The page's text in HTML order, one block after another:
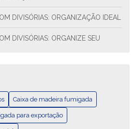
DIVISÓRIAS: ORGANIZAÇÃO IDEAL
ESPAÇO
GUÍA COMPLETA
Caixa de madeira fumigada
para exportação